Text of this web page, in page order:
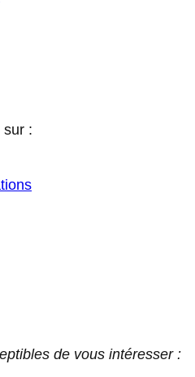
sur :
de vous intéresser :